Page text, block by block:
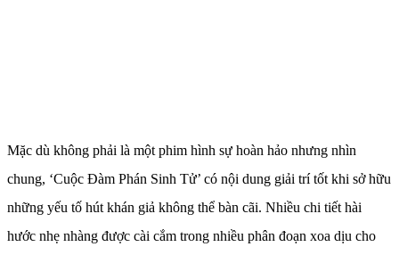
Mặc dù không phải là một phim hình sự hoàn hảo nhưng nhìn
chung, ‘Cuộc Đàm Phán Sinh Tử’ có nội dung giải trí tốt khi sở hữu
những yếu tố hút khán giả không thể bàn cãi. Nhiều chi tiết hài
hước nhẹ nhàng được cài cắm trong nhiều phân đoạn xoa dịu cho